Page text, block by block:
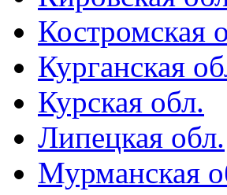
Костромская
Курганская
Курская обл.
Липецкая обл.
Мурманская